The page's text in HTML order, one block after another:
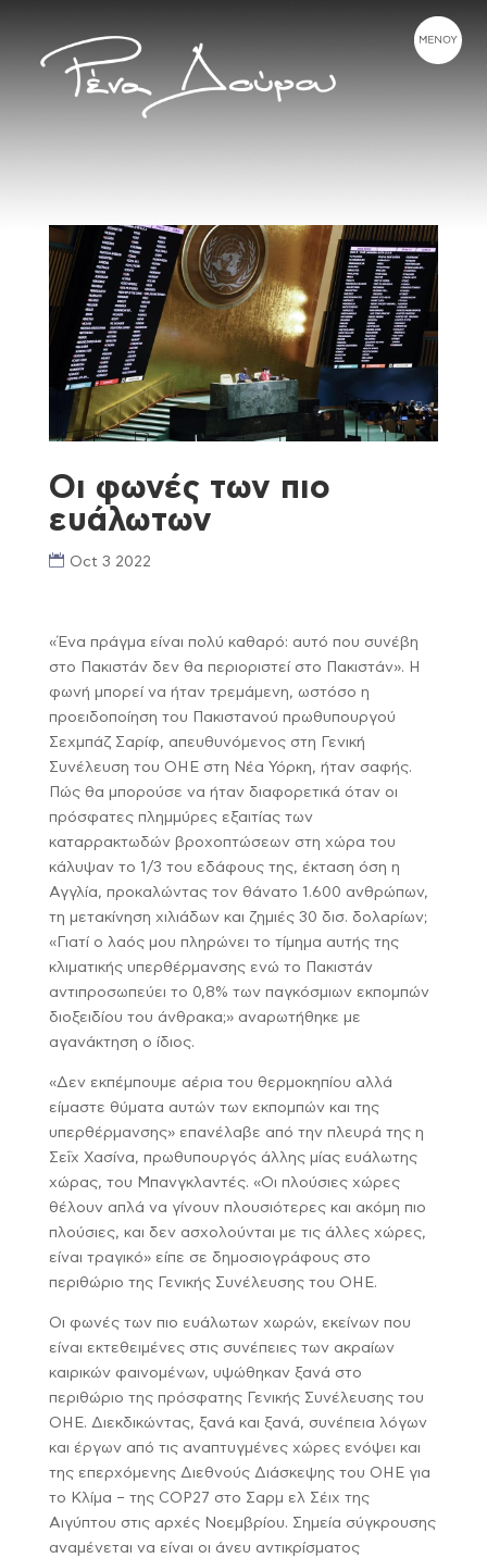
Οι φωνές των πιο
ευάλωτων
Oct 3 2022
«Ένα πράγμα είναι πολύ καθαρό: αυτό που συνέβη
στο Πακιστάν δεν θα περιοριστεί στο Πακιστάν». Η
φωνή μπορεί να ήταν τρεμάμενη, ωστόσο η
προειδοποίηση του Πακιστανού πρωθυπουργού
Σεχμπάζ Σαρίφ, απευθυνόμενος στη Γενική
Συνέλευση του ΟΗΕ στη Νέα Υόρκη, ήταν σαφής.
Πώς θα μπορούσε να ήταν διαφορετικά όταν οι
πρόσφατες πλημμύρες εξαιτίας των
καταρρακτωδών βροχοπτώσεων στη χώρα του
κάλυψαν το 1/3 του εδάφους της, έκταση όση η
Αγγλία, προκαλώντας τον θάνατο 1.600 ανθρώπων,
τη μετακίνηση χιλιάδων και ζημιές 30 δισ. δολαρίων;
«Γιατί ο λαός μου πληρώνει το τίμημα αυτής της
κλιματικής υπερθέρμανσης ενώ το Πακιστάν
αντιπροσωπεύει το 0,8% των παγκόσμιων εκπομπών
διοξειδίου του άνθρακα;» αναρωτήθηκε με
αγανάκτηση ο ίδιος.
«Δεν εκπέμπουμε αέρια του θερμοκηπίου αλλά
είμαστε θύματα αυτών των εκπομπών και της
υπερθέρμανσης» επανέλαβε από την πλευρά της η
Σεΐχ Χασίνα, πρωθυπουργός άλλης μίας ευάλωτης
χώρας, του Μπανγκλαντές. «Οι πλούσιες χώρες
θέλουν απλά να γίνουν πλουσιότερες και ακόμη πιο
πλούσιες, και δεν ασχολούνται με τις άλλες χώρες,
είναι τραγικό» είπε σε δημοσιογράφους στο
περιθώριο της Γενικής Συνέλευσης του ΟΗΕ.
Οι φωνές των πιο ευάλωτων χωρών, εκείνων που
είναι εκτεθειμένες στις συνέπειες των ακραίων
καιρικών φαινομένων, υψώθηκαν ξανά στο
περιθώριο της πρόσφατης Γενικής Συνέλευσης του
ΟΗΕ. Διεκδικώντας, ξανά και ξανά, συνέπεια λόγων
και έργων από τις αναπτυγμένες χώρες ενόψει και
της επερχόμενης Διεθνούς Διάσκεψης του ΟΗΕ για
το Κλίμα – της COP27 στο Σαρμ ελ Σέιχ της
Αιγύπτου στις αρχές Νοεμβρίου. Σημεία σύγκρουσης
αναμένεται να είναι οι άνευ αντικρίσματος